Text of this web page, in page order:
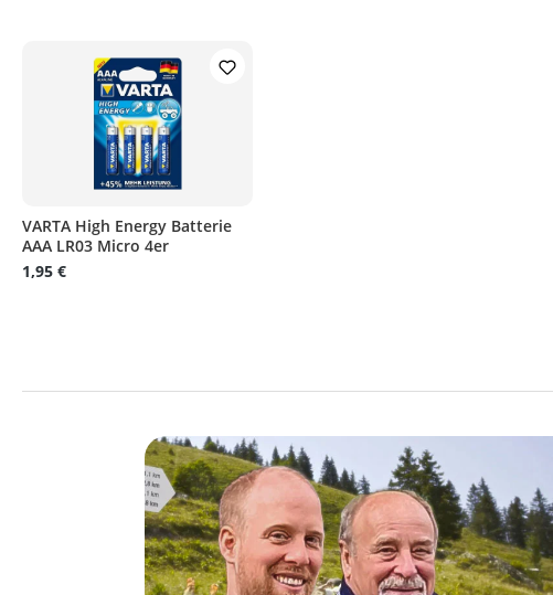
VARTA High Energy Batterie
AAA LR03 Micro 4er
1,95 €